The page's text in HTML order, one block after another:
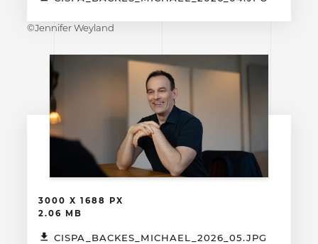
©Jennifer Weyland
3000 X 1688 PX
2.06 MB
CISPA_BACKES_MICHAEL_2026_05.JPG